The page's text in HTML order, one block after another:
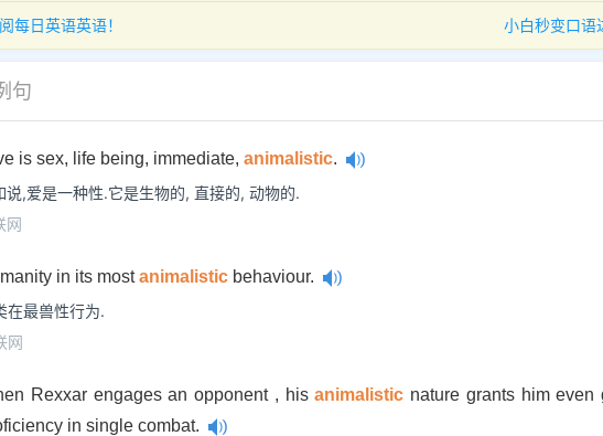
每日英语英语！ 小白秒变口语
句
is sex, life being, immediate, animalistic.
说,爱是一种性.它是生物的, 直接的, 动物的.
网
in its mostanimalistic behaviour.
在最兽性行为.
网
Rexxar engages an opponent , hisanimalistic nature grants him even
in single combat.